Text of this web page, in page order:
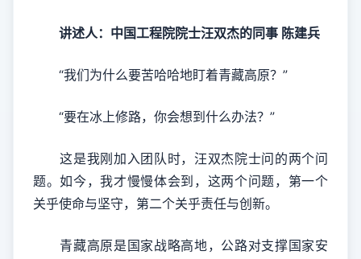
讲述人：中国工程院院士汪双杰的同事 陈建兵
“我们为什么要苦哈哈地盯着青藏高原？”
“要在冰上修路，你会想到什么办法？”
这是我刚加入团队时，汪双杰院士问的两个问
题。如今，我才慢慢体会到，这两个问题，第一个
关乎使命与坚守，第二个关乎责任与创新。
青藏高原是国家战略高地，公路对支撑国家安